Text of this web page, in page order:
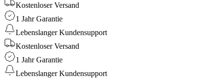
Kostenloser Versand
1 Jahr Garantie
Lebenslanger Kundensupport
Kostenloser Versand
1 Jahr Garantie
Lebenslanger Kundensupport